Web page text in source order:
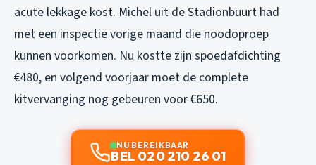
acute lekkage kost. Michel uit de Stadionbuurt had
met een inspectie vorige maand die noodoproep
kunnen voorkomen. Nu kostte zijn spoedafdichting
€480, en volgend voorjaar moet de complete
kitvervanging nog gebeuren voor €650.
NU BEREIKBAAR
BEL 020 210 26 01